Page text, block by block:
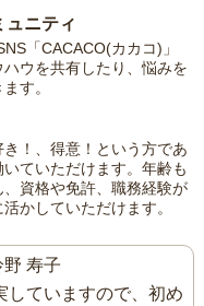
ュニティ
「CACACO(カカコ)」
ウを共有したり、悩みを
す。
！、得意！という方であ
ていただけます。年齢も
資格や免許、職務経験が
かしていただけます。
野 寿子
していますので、初め